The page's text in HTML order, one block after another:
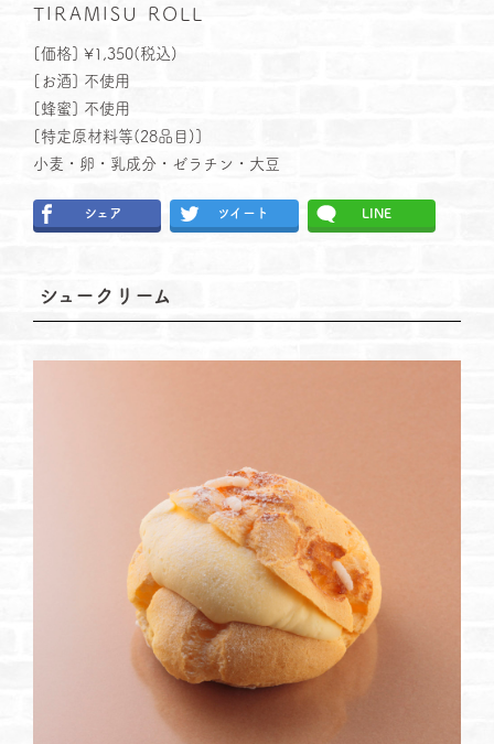
TIRAMISU ROLL
[価格] ¥1,350(税込)
[お酒] 不使用
[蜂蜜] 不使用
[特定原材料等(28品⽬)]
小麦・卵・乳成分・ゼラチン・大豆
シェア ツイート LINE
シュークリーム